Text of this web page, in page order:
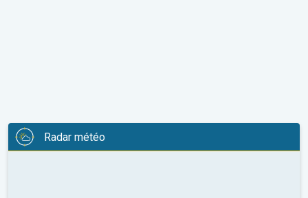
Radar météo